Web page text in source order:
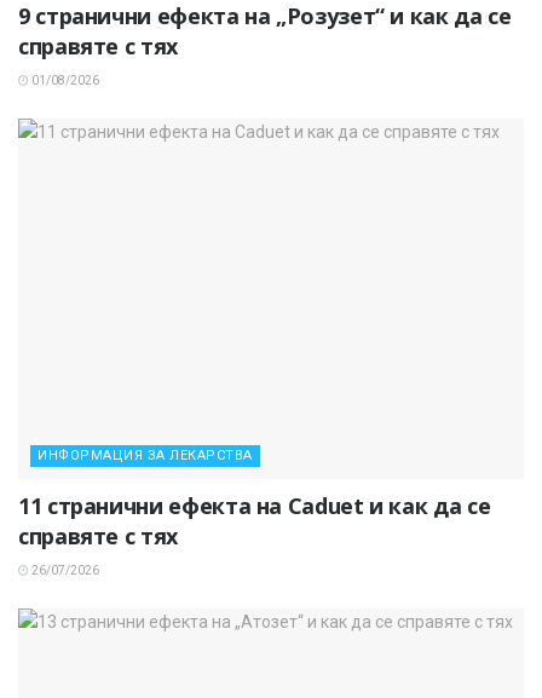
9 странични ефекта на „Розузет“ и как да се
справяте с тях
01/08/2026
ИНФОРМАЦИЯ ЗА ЛЕКАРСТВА
11 странични ефекта на Caduet и как да се
справяте с тях
26/07/2026